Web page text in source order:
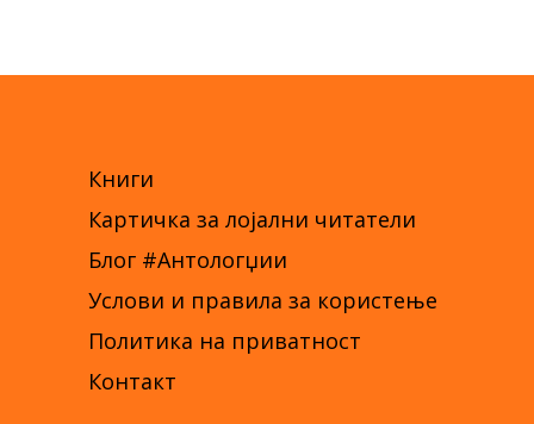
Книги
Картичка за лојални читатели
Блог #Антологџии
Услови и правила за користење
Политика на приватност
Контакт